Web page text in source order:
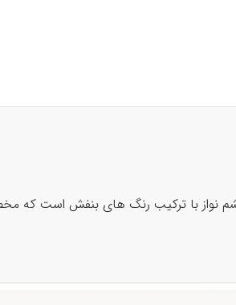
نواز با ترکیب رنگ های بنفش است که